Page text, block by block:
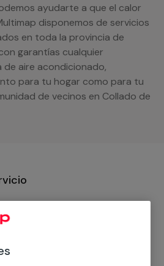
ayudarte a que el calor
disponemos de servicios
en toda la provincia de
garantías cualquier
de aire acondicionado,
para tu hogar como para tu
de vecinos en Collado de
ofrece un servicio con
y te ofreceremos una solución
sin ningún compromiso. Un